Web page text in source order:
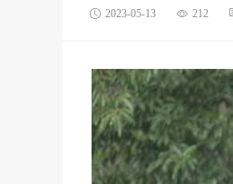
2023-05-13 212